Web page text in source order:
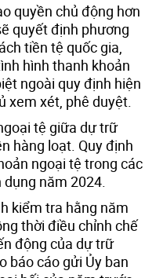
quyền chủ động hơn
quyết định phương
tiền tệ quốc gia,
hình thanh khoản
ngoài quy định hiện
xem xét, phê duyệt.
tệ giữa dự trữ
hàng loạt. Quy định
ngoại tệ trong các
năm 2024.
kiểm tra hằng năm
thời điều chỉnh chế
động của dự trữ
báo cáo gửi Ủy ban